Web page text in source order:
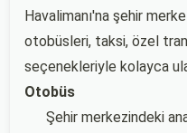
Havalimanı'na şehir
otobüsleri, taksi, özel
seçenekleriyle kolayca
Otobüs
Şehir merkezindeki